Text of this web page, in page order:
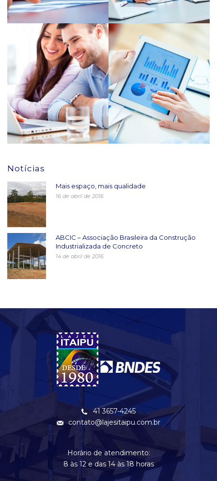
Notícias
Mais espaço, mais qualidade
16 de abril de 2016
ABCIC – Associação Brasileira da Construção
Industrializada de Concreto
14 de abril de 2016
41 3657-4245
contato@lajesitaipu.com.br
Horário de atendimento:
8 às 12 e das 14 às 18 horas